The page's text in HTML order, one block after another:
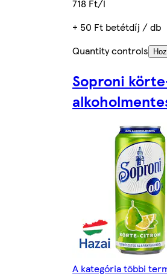
718 Ft/l
+ 50 Ft betétdíj / db
Quantity controls
Soproni
A kategória többi